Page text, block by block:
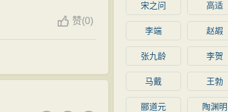
赞(0)
宋之问 高适
李端 赵嘏
张九龄 李贺
马戴 王勃
郦道元 陶渊明